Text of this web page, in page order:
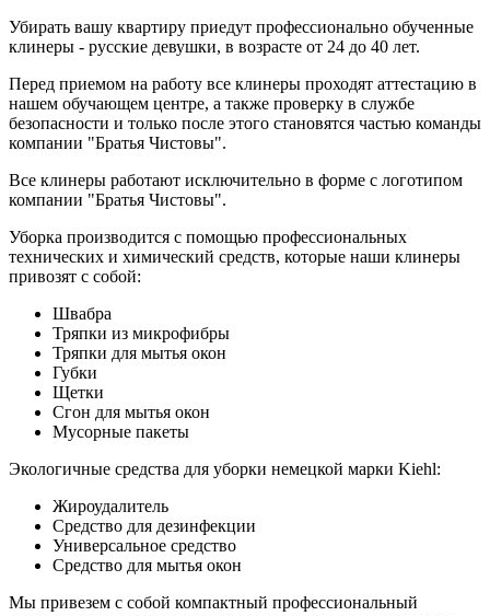
Убирать вашу квартиру приедут профессионально обученные
клинеры - русские девушки, в возрасте от 24 до 40 лет.
Перед приемом на работу все клинеры проходят аттестацию в
нашем обучающем центре, а также проверку в службе
безопасности и только после этого становятся частью команды
компании "Братья Чистовы".
Все клинеры работают исключительно в форме с логотипом
компании "Братья Чистовы".
Уборка производится с помощью профессиональных
технических и химический средств, которые наши клинеры
привозят с собой:
Швабра
Тряпки из микрофибры
Тряпки для мытья окон
Губки
Щетки
Сгон для мытья окон
Мусорные пакеты
Экологичные средства для уборки немецкой марки Kiehl:
Жироудалитель
Средство для дезинфекции
Универсальное средство
Средство для мытья окон
Мы привезем с собой компактный профессиональный